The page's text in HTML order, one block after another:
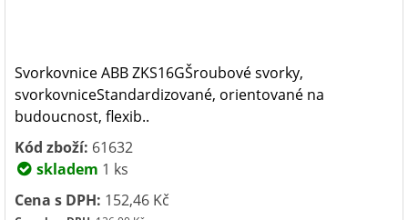
Svorkovnice ABB ZKS16GŠroubové svorky,
svorkovniceStandardizované, orientované na
budoucnost, flexib..
Kód zboží: 61632
skladem 1 ks
Cena s DPH: 152,46 Kč